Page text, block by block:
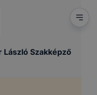
László Szakképző